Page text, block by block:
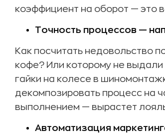
коэффициент на оборот — это
Точность процессов —
Как посчитать недовольство
кофе? Или которому не выдали
гайки на колесе в
декомпозировать процесс на
выполнением — вырастет
Автоматизация